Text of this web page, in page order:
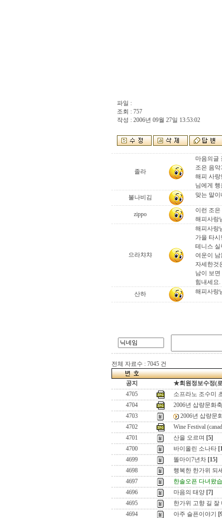
파일 :
조회 : 757
작성 : 2006년 09월 27일 13:53:02
졸라
마음의글
조은 음
해피 사랑
님에게
불나비김
맞는 말
zippo
이런 조
해피사랑
으라챠챠
해피사랑
가을 타
테니스 실
여운이
자세한것
남이 보
힘내세요
산하
해피사랑
전체 자료수 : 7045 건
공지
★회원정보수정(
4705
소프라노 조수미
4704
2006년 삽량문화
4703
2006년 삽량문
4702
Wine Festival
4701
산을 오르며 [5]
4700
바이올린 소나타
4699
똘마이7년차 [15]
4698
행복한 한가위 되
4697
한솔오픈 다녀왔
4696
마음의 태양 [7]
4695
한가위 고향 길 잘
4694
아주 슬픈이야기